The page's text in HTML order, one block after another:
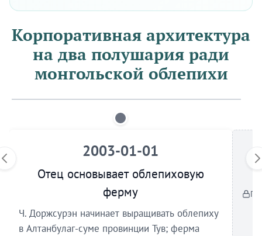
Корпоративная архитектура
на два полушария ради
монгольской облепихи
2003-01-01
Отец основывает облепиховую
ферму
Ч. Доржсурэн начинает выращивать облепиху
в Алтанбулаг-суме провинции Тув; ферма